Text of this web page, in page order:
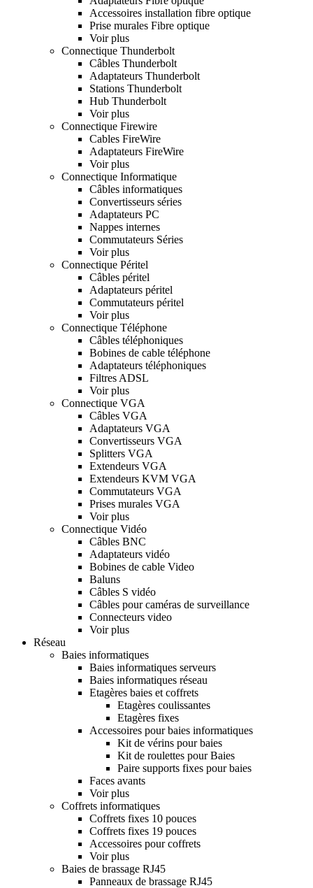
Accessoires installation fibre optique
Prise murales Fibre optique
Voir plus
Connectique Thunderbolt
Câbles Thunderbolt
Adaptateurs Thunderbolt
Stations Thunderbolt
Hub Thunderbolt
Voir plus
Connectique Firewire
Cables FireWire
Adaptateurs FireWire
Voir plus
Connectique Informatique
Câbles informatiques
Convertisseurs séries
Adaptateurs PC
Nappes internes
Commutateurs Séries
Voir plus
Connectique Péritel
Câbles péritel
Adaptateurs péritel
Commutateurs péritel
Voir plus
Connectique Téléphone
Câbles téléphoniques
Bobines de cable téléphone
Adaptateurs téléphoniques
Filtres ADSL
Voir plus
Connectique VGA
Câbles VGA
Adaptateurs VGA
Convertisseurs VGA
Splitters VGA
Extendeurs VGA
Extendeurs KVM VGA
Commutateurs VGA
Prises murales VGA
Voir plus
Connectique Vidéo
Câbles BNC
Adaptateurs vidéo
Bobines de cable Video
Baluns
Câbles S vidéo
Câbles pour caméras de surveillance
Connecteurs video
Voir plus
Réseau
Baies informatiques
Baies informatiques serveurs
Baies informatiques réseau
Etagères baies et coffrets
Etagères coulissantes
Etagères fixes
Accessoires pour baies informatiques
Kit de vérins pour baies
Kit de roulettes pour Baies
Paire supports fixes pour baies
Faces avants
Voir plus
Coffrets informatiques
Coffrets fixes 10 pouces
Coffrets fixes 19 pouces
Accessoires pour coffrets
Voir plus
Baies de brassage RJ45
Panneaux de brassage RJ45